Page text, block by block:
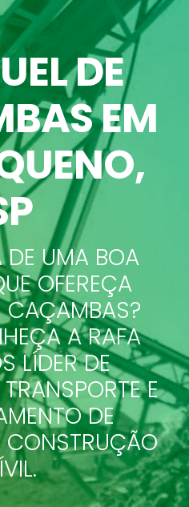
DE
EM
DE UMA BOA
OFEREÇA
CAÇAMBAS?
A RAFA
LÍDER DE
E
DE
CONSTRUÇÃO